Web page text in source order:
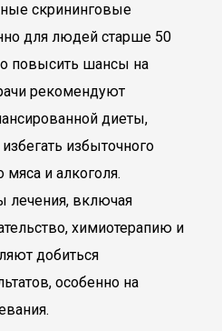
скрининговые
для людей старше 50
повысить шансы на
рекомендуют
диеты,
избыточного
мяса и алкоголя.
включая
химиотерапию и
добиться
особенно на